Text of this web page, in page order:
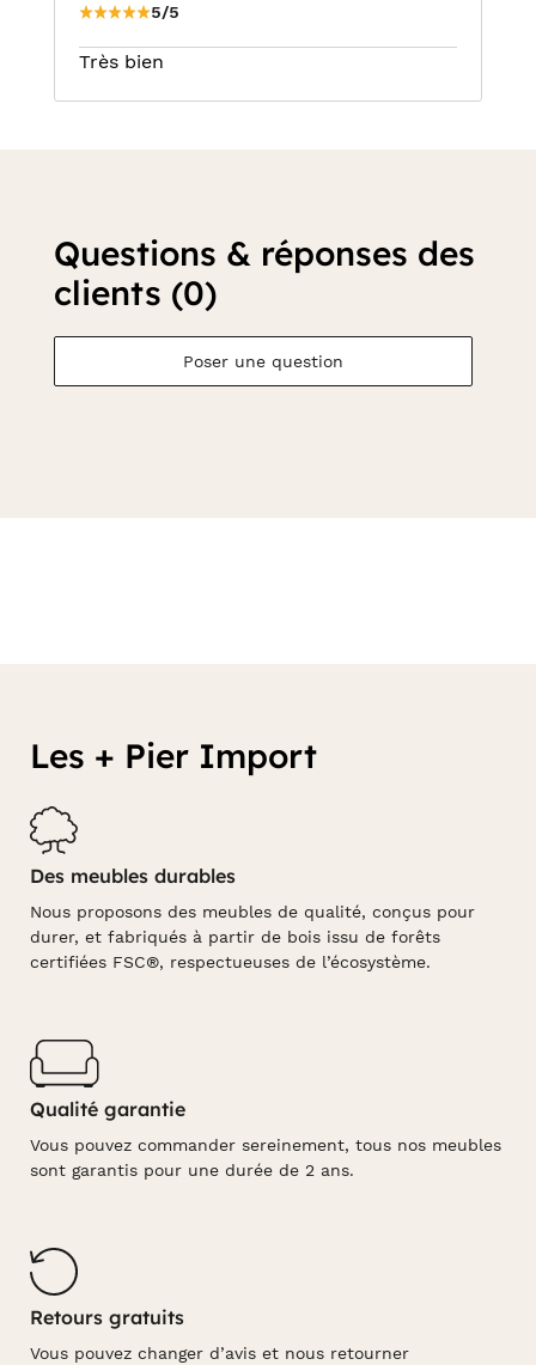
5/5
Très bien
Questions & réponses des
clients (0)
Poser une question
Les + Pier Import
Des meubles durables
Nous proposons des meubles de qualité, conçus pour
durer, et fabriqués à partir de bois issu de forêts
certifiées FSC®, respectueuses de l’écosystème.
Qualité garantie
Vous pouvez commander sereinement, tous nos meubles
sont garantis pour une durée de 2 ans.
Retours gratuits
Vous pouvez changer d’avis et nous retourner